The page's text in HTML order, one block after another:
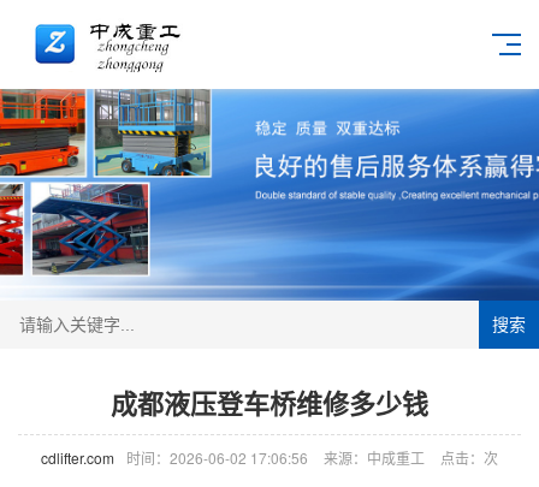
搜索
成都液压登车桥维修多少钱
cdlifter.com 时间：2026-06-02 17:06:56 来源：中成重工 点击： 次